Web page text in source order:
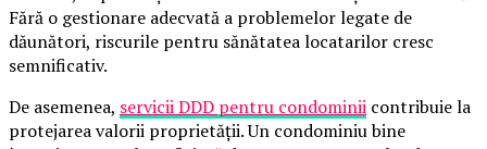
Fără o gestionare adecvată a problemelor legate de
dăunători, riscurile pentru sănătatea locatarilor cresc
semnificativ.
De asemenea, servicii DDD pentru condominii contribuie la
protejarea valorii proprietății. Un condominiu bine